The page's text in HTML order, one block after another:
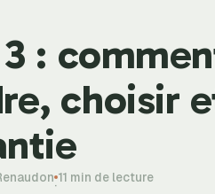
:
choisir
·11 min de lecture